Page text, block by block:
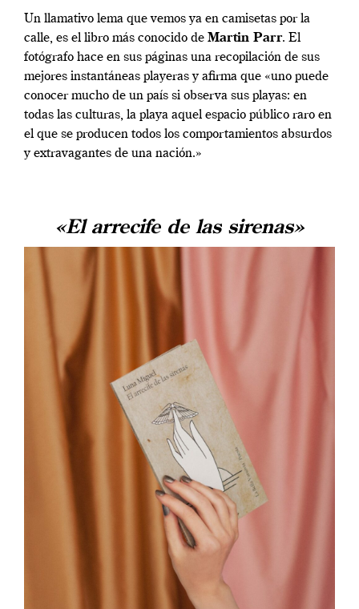
Un llamativo lema que vemos ya en camisetas por la
calle, es el libro más conocido de Martin Parr. El
fotógrafo hace en sus páginas una recopilación de sus
mejores instantáneas playeras y afirma que «uno puede
conocer mucho de un país si observa sus playas: en
todas las culturas, la playa aquel espacio público raro en
el que se producen todos los comportamientos absurdos
y extravagantes de una nación.»
«El arrecife de las sirenas»